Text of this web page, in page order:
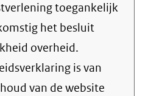
toegankelijk
het besluit
overheid.
is van
van de website